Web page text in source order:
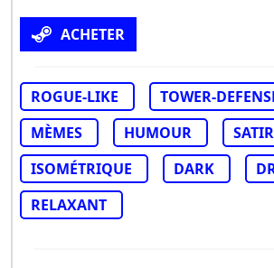
ACHETER
ROGUE-LIKE
TOWER-
MÈMES
HUMOUR
ISOMÉTRIQUE
DARK
RELAXANT